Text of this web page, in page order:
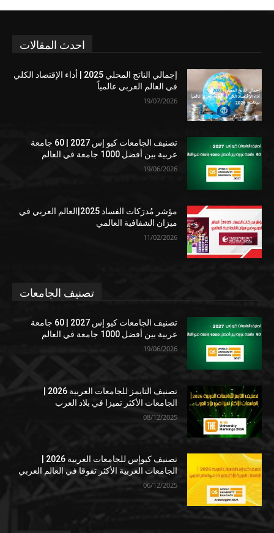
احدث المقالات
إجمالي الناتج المحلي 2025 | أداء الإقتصاد الكلي
في العالم العربي عالمياً
19/07/2026
تصنيف الجامعات كيو إس 2027 | 60 جامعة
عربية بين أفضل 1000 جامعة في العالم
19/06/2026
مؤشر مُدرَكات الفساد 2025|العالم العربي في
ميزان الشفافية العالمي
11/02/2026
تصنيف الجامعات
تصنيف الجامعات كيو إس 2027 | 60 جامعة
عربية بين أفضل 1000 جامعة في العالم
19/06/2026
تصنيف التايمز للجامعات العربية 2026 |
الجامعات الأكثر تميزا في بلاد العرب
08/12/2025
الجامعات العربية الأكثر تفوقا في العالم العربي
06/12/2025